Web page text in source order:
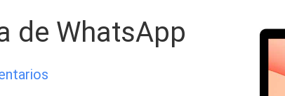
de WhatsApp